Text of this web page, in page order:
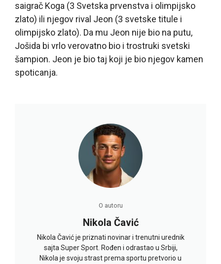
saigrač Koga (3 Svetska prvenstva i olimpijsko
zlato) ili njegov rival Jeon (3 svetske titule i
olimpijsko zlato). Da mu Jeon nije bio na putu,
Jošida bi vrlo verovatno bio i trostruki svetski
šampion. Jeon je bio taj koji je bio njegov kamen
spoticanja.
O autoru
Nikola Čavić
Nikola Čavić je priznati novinar i trenutni urednik
sajta Super Sport. Rođen i odrastao u Srbiji,
Nikola je svoju strast prema sportu pretvorio u